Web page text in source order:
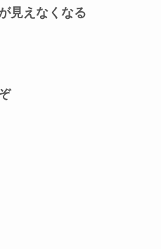
見えなくなる